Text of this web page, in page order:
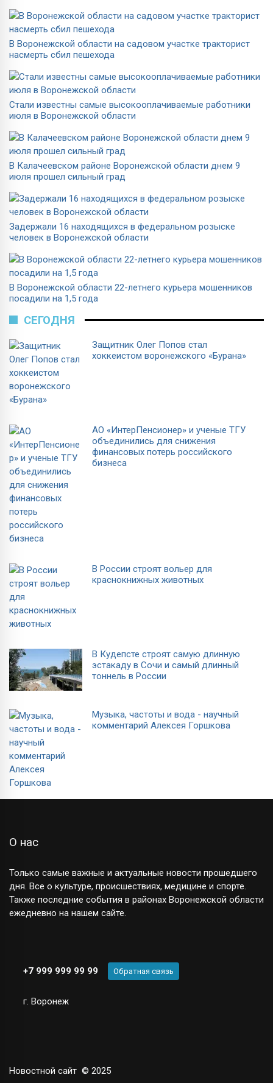
В Воронежской области на садовом участке тракторист
насмерть сбил пешехода
Стали известны самые высокооплачиваемые работники
июля в Воронежской области
В Калачеевском районе Воронежской области днем 9
июля прошел сильный град
Задержали 16 находящихся в федеральном розыске
человек в Воронежской области
В Воронежской области 22-летнего курьера мошенников
посадили на 1,5 года
СЕГОДНЯ
Защитник Олег Попов стал
хоккеистом воронежского «Бурана»
АО «ИнтерПенсионер» и ученые ТГУ
объединились для снижения
финансовых потерь российского
бизнеса
В России строят вольер для
краснокнижных животных
В Кудепсте строят самую длинную
эстакаду в Сочи и самый длинный
тоннель в России
Музыка, частоты и вода - научный
комментарий Алексея Горшкова
О нас
Только самые важные и актуальные новости прошедшего
дня. Все о культуре, происшествиях, медицине и спорте.
Также последние события в районах Воронежской области
ежедневно на нашем сайте.
+7 999 999 99 99 Обратная связь
г. Воронеж
Новостной сайт © 2025